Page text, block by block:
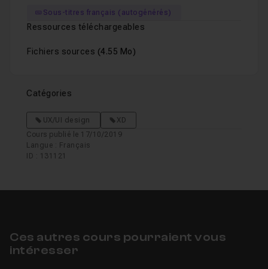
Sous-titres français (autogénérés)
Ressources téléchargeables
Fichiers sources (4.55 Mo)
Catégories
UX/UI design
XD
Cours publié le 17/10/2019
Langue : Français
ID : 131121
Ces autres cours pourraient vous
intéresser